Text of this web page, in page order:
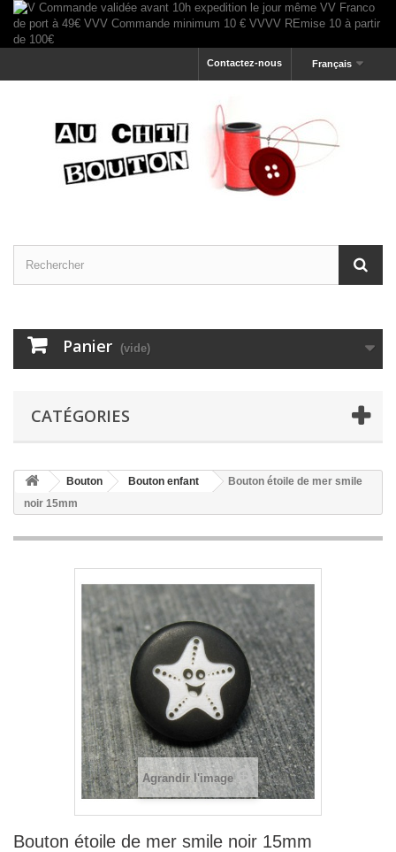
Français
Contactez-nous
Panier (vide)
CATÉGORIES
Bouton Bouton enfant
Bouton étoile de mer smile
noir 15mm
Agrandir l'image
Bouton étoile de mer smile noir 15mm